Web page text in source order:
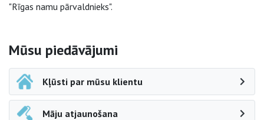
"Rīgas namu pārvaldnieks".
Sāna navigācija
Mūsu piedāvājumi
Kļūsti par mūsu klientu
Māju atjaunošana